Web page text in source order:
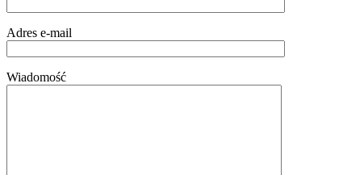
Adres e-mail
Wiadomość